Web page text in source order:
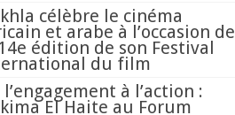
célèbre le cinéma
et arabe à l’occasion de
édition de son Festival
du film
l’engagement à l’action :
El Haite au Forum